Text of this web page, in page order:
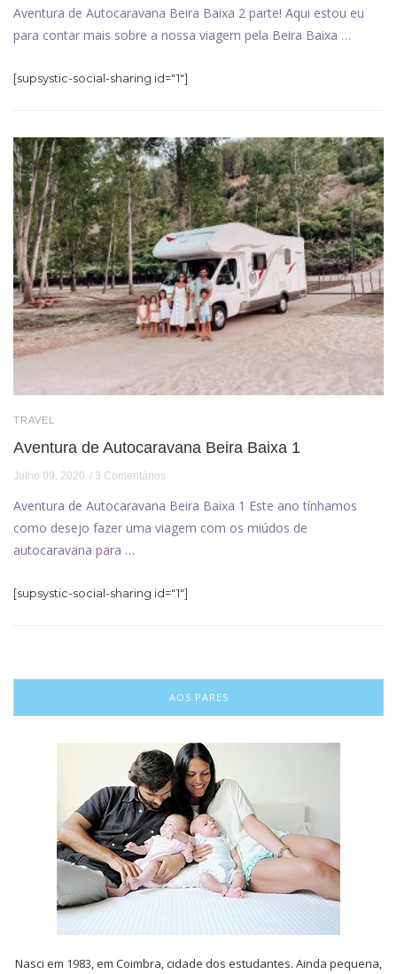
Aventura de Autocaravana Beira Baixa 2 parte! Aqui estou eu
para contar mais sobre a nossa viagem pela Beira Baixa …
[supsystic-social-sharing id="1"]
TRAVEL
Aventura de Autocaravana Beira Baixa 1
Julho 09, 2020 3 Comentários
Aventura de Autocaravana Beira Baixa 1 Este ano tínhamos
como desejo fazer uma viagem com os miúdos de
autocaravana para …
[supsystic-social-sharing id="1"]
AOS PARES
Nasci em 1983, em Coimbra, cidade dos estudantes. Ainda pequena,